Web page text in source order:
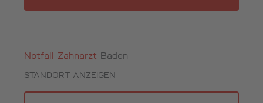
Notfall Zahnarzt Baden
STANDORT ANZEIGEN